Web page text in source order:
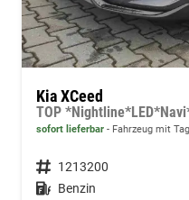
Kia XCeed
TOP
sofort lieferbar Fahrzeug mit
Fahrzeugnummer 1213200
Kraftstoff Benzin